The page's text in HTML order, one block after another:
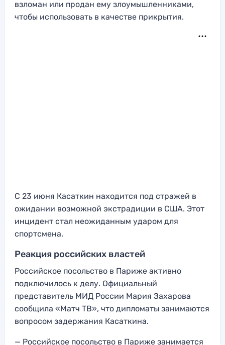
взломан или продан ему злоумышленниками,
чтобы использовать в качестве прикрытия.
С 23 июня Касаткин находится под стражей в
ожидании возможной экстрадиции в США. Этот
инцидент стал неожиданным ударом для
спортсмена.
Реакция российских властей
Российское посольство в Париже активно
подключилось к делу. Официальный
представитель МИД России Мария Захарова
сообщила «Матч ТВ», что дипломаты занимаются
вопросом задержания Касаткина.
— Российское посольство в Париже занимается